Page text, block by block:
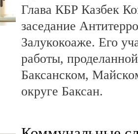
Глава КБР Казбек
заседание
Залукокоаже. Его
работы,
Баксанском,
округе Баксан.